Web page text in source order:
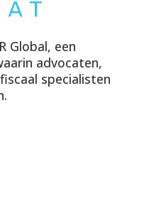
Global, een
advocaten,
specialisten